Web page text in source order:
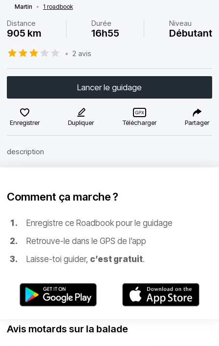
Martin • 1 roadbook
Distance
905 km
Durée
16h55
Niveau
Débutant
• 2 avis
Lancer le guidage
Enregistrer Dupliquer Télécharger Partager
description
Comment ça marche ?
Enregistre ce Roadbook pour le guidage
Retrouve-le dans le GPS de l’app
Laisse-toi guider, c’est gratuit.
Avis motards sur la balade